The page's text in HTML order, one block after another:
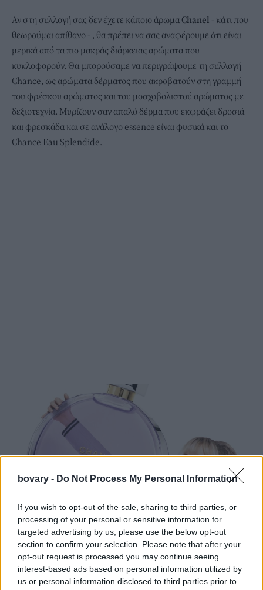
bovary - Do Not Process My Personal Information
If you wish to opt-out of the sale, sharing to third parties, or
processing of your personal or sensitive information for
targeted advertising by us, please use the below opt-out
section to confirm your selection. Please note that after your
opt-out request is processed you may continue seeing
interest-based ads based on personal information utilized by
us or personal information disclosed to third parties prior to
Αν στη συλλογή σας δεν έχετε κάποιο άρωμα Chanel - κάτι που
θεωρούμαι απίθανο - , θα πρέπει να σας αναφέρουμε ότι είναι
μερικά από τα πιο μακράς διάρκειας αρώματα που
κυκλοφορούν. Θα μπορούσαμε να περιγράψουμε τη συλλογή
Chance, ως αρώματα δέρματος που ακροβατούν στη γραμμή
του φρέσκου αρώματος και του μοσχοβολιστού αρώματος με
δεξιοτεχνία. Μυρίζουν σαν απαλό δέρμα που εκφράζει δροσιά
και φρεσκάδα και σε ανάλογο essence είναι φυσικά και το
Chance Eau Splendide.
Η Angèle με το Chance Eau Splendide